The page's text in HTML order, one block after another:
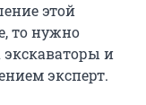
этой
то нужно
экскаваторы и
эксперт.